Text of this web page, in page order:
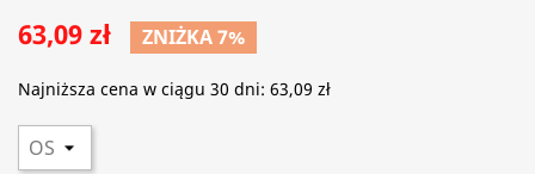
63,09 zł ZNIŻKA 7%
Najniższa cena w ciągu 30 dni: 63,09 zł